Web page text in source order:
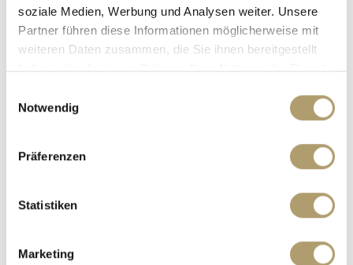
soziale Medien, Werbung und Analysen weiter. Unsere
Partner führen diese Informationen möglicherweise mit
weiteren Daten zusammen, die Sie ihnen bereitgestellt
haben oder die sie im Rahmen Ihrer Nutzung der Dienste
Notwendig
Präferenzen
Statistiken
Marketing
Ansprechpartner
Telefon: +49 89 90932007